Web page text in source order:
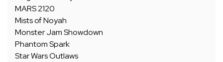
MARS 2120
Mists of Noyah
Monster Jam Showdown
Phantom Spark
Star Wars Outlaws